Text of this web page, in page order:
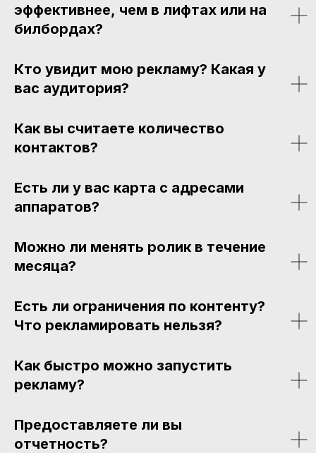
эффективнее, чем в лифтах или на
билбордах?
Кто увидит мою рекламу? Какая у
вас аудитория?
Как вы считаете количество
контактов?
Есть ли у вас карта с адресами
аппаратов?
Можно ли менять ролик в течение
месяца?
Есть ли ограничения по контенту?
Что рекламировать нельзя?
Как быстро можно запустить
рекламу?
Предоставляете ли вы
отчетность?